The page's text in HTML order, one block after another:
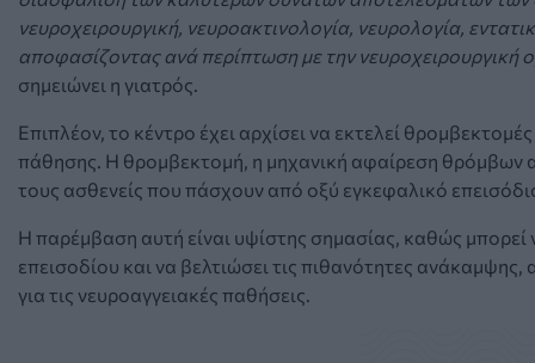
νευροχειρουργική, νευροακτινολογία, νευρολογία,
αποφασίζοντας ανά περίπτωση με την νευροχειρουργική
σημειώνει η γιατρός.
Επιπλέον, το κέντρο έχει αρχίσει να εκτελεί
πάθησης. Η θρομβεκτομή, η μηχανική αφαίρεση θρόμβων
τους ασθενείς που πάσχουν από οξύ εγκεφαλικό
Η παρέμβαση αυτή είναι υψίστης σημασίας, καθώς
επεισοδίου και να βελτιώσει τις πιθανότητες
για τις νευροαγγειακές παθήσεις.